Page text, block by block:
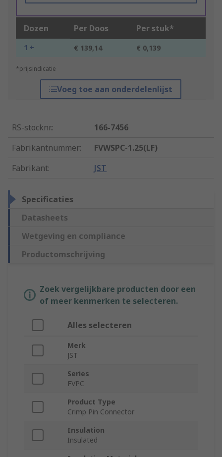
Dozen Per Doos Per stuk*
1 + € 139,14 € 0,139
*prijsindicatie
Voeg toe aan onderdelenlijst
RS-stocknr.:
166-7456
Fabrikantnummer:
FVWSPC-1.25(LF)
Fabrikant: JST
Specificaties
Datasheets
Wetgeving en compliance
Productomschrijving
Zoek vergelijkbare producten door een
of meer kenmerken te selecteren.
Alles selecteren
Merk
JST
Series
FVPC
Product Type
Crimp Pin Connector
Insulation
Insulated